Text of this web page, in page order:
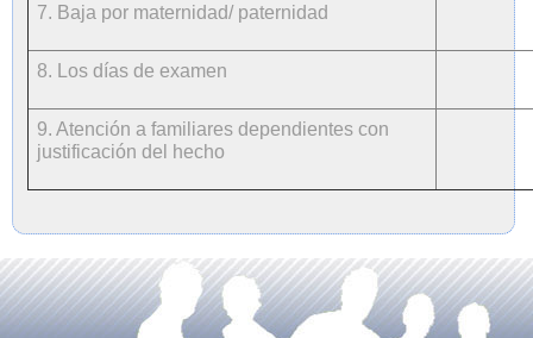
7. Baja por maternidad/ paternidad
8. Los días de examen
9. Atención a familiares dependientes con
justificación del hecho